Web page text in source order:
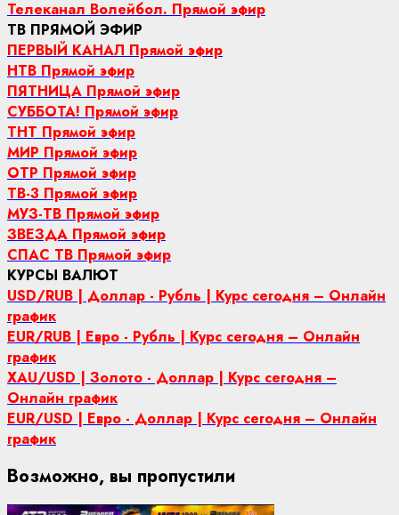
Телеканал Волейбол. Прямой эфир
ТВ ПРЯМОЙ ЭФИР
ПЕРВЫЙ КАНАЛ Прямой эфир
НТВ Прямой эфир
ПЯТНИЦА Прямой эфир
СУББОТА! Прямой эфир
ТНТ Прямой эфир
МИР Прямой эфир
ОТР Прямой эфир
ТВ-3 Прямой эфир
МУЗ-ТВ Прямой эфир
ЗВЕЗДА Прямой эфир
СПАС ТВ Прямой эфир
КУРСЫ ВАЛЮТ
USD/RUB | Доллар - Рубль | Курс сегодня – Онлайн
график
EUR/RUB | Евро - Рубль | Курс сегодня – Онлайн
график
XAU/USD | Золото - Доллар | Курс сегодня –
Онлайн график
EUR/USD | Евро - Доллар | Курс сегодня – Онлайн
график
Возможно, вы пропустили